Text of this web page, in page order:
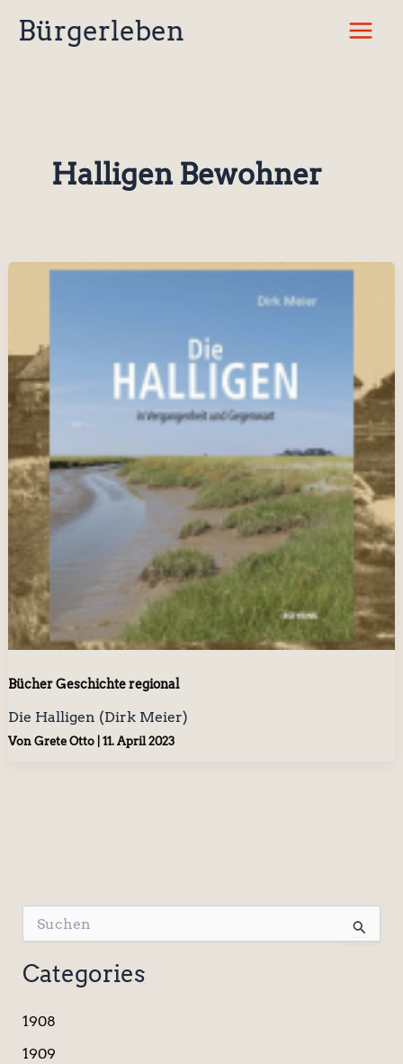
InhaltBürgerleben
Halligen Bewohner
Bücher Geschichte regional
Die Halligen (Dirk Meier)
Von Grete Otto 11. April 2023
u
c
h
n
a
Categories
1908
1909